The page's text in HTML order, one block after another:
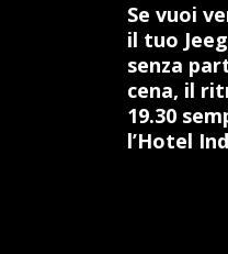
Se vuoi
il tuo
senza
cena, il
19.30
l’Hotel